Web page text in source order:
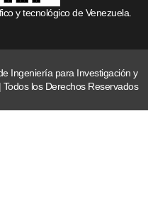
y tecnológico de Venezuela.
Ingeniería para Investigación y
los Derechos Reservados